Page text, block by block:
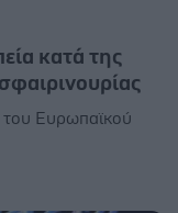
κατά της
του Ευρωπαϊκού